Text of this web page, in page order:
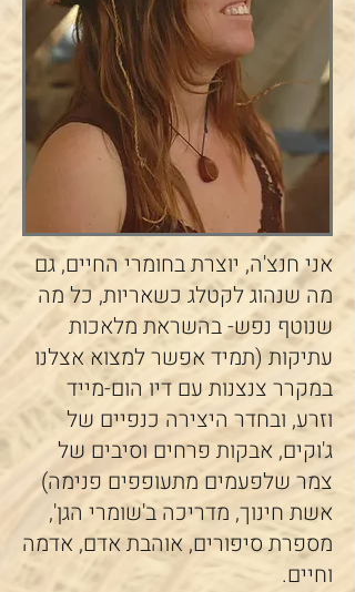
אני חנצ'ה, יוצרת בחומרי החיים, גם
מה שנהוג לקטלג כשאריות, כל מה
שנוטף נפש- בהשראת מלאכות
עתיקות (תמיד אפשר למצוא אצלנו
במקרר צנצנות עם דיו הום-מייד
וזרע, ובחדר היצירה כנפיים של
ג'וקים, אבקות פרחים וסיבים של
צמר שלפעמים מתעופפים פנימה)
אשת חינוך, מדריכה ב'שומרי הגן',
מספרת סיפורים, אוהבת אדם, אדמה
וחיים.